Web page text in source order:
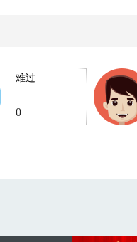
难过
0